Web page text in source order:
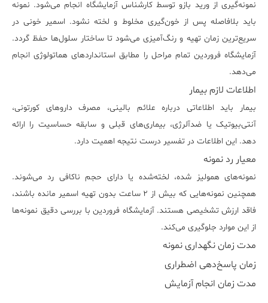
نمونه‌گیری از ورید بازو توسط کارشناس آزمایشگاه انجام می‌شود. نمونه
باید بلافاصله پس از خون‌گیری مخلوط و لخته نشود. اسمیر خونی در
سریع‌ترین زمان تهیه و رنگ‌آمیزی می‌شود تا ساختار سلول‌ها حفظ گردد.
آزمایشگاه فروردین تمام مراحل را مطابق استانداردهای هماتولوژی انجام
می‌دهد.
اطلاعات لازم بیمار
بیمار باید اطلاعاتی درباره علائم بالینی، مصرف داروهای کورتونی،
آنتی‌بیوتیک یا ضدآلرژی، بیماری‌های قبلی و سابقه حساسیت را ارائه
دهد. این اطلاعات در تفسیر درست نتیجه اهمیت دارد.
معیار رد نمونه
نمونه‌های همولیز شده، لخته‌شده یا دارای حجم ناکافی رد می‌شوند.
همچنین نمونه‌هایی که بیش از ۲ ساعت بدون تهیه اسمیر مانده باشند،
فاقد ارزش تشخیصی هستند. آزمایشگاه فروردین با بررسی دقیق نمونه‌ها
از این موارد جلوگیری می‌کند.
مدت زمان نگهداری نمونه
زمان پاسخ‌دهی اضطراری
مدت زمان انجام آزمایش